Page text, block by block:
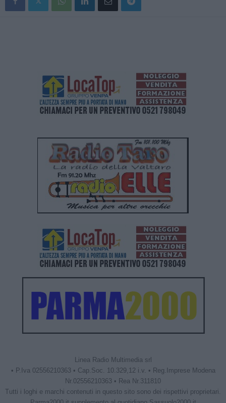
Linea Radio Multimedia srl
• P.Iva 02556210363 • Cap.Soc. 10.329,12 i.v. • Reg.Imprese Modena
Nr.02556210363 • Rea Nr.311810
Tutti i loghi e marchi contenuti in questo sito sono dei rispettivi proprietari.